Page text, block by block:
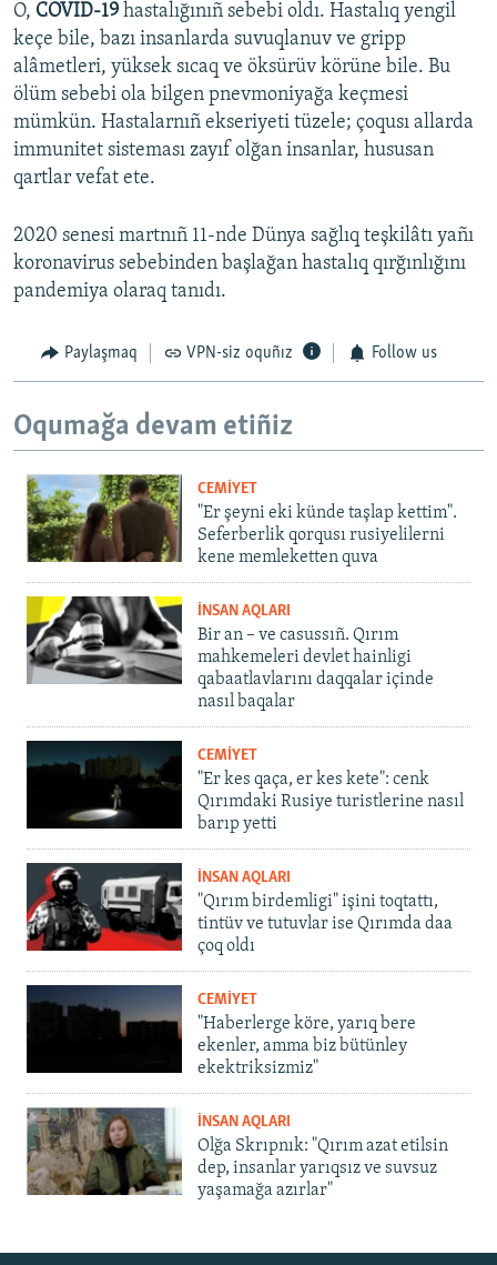
O, COVID-19 hastalığınıñ sebebi oldı. Hastalıq yengil
keçe bile, bazı insanlarda suvuqlanuv ve gripp
alâmetleri, yüksek sıcaq ve öksürüv körüne bile. Bu
ölüm sebebi ola bilgen pnevmoniyağa keçmesi
mümkün. Hastalarnıñ ekseriyeti tüzele; çoqusı allarda
immunitet sisteması zayıf olğan insanlar, hususan
qartlar vefat ete.
2020 senesi martnıñ 11-nde Dünya sağlıq teşkilâtı yañı
koronavirus sebebinden başlağan hastalıq qırğınlığını
pandemiya olaraq tanıdı.
Paylaşmaq VPN-siz oquñız Follow us
Oqumağa devam etiñiz
CEMİYET
"Er şeyni eki künde taşlap kettim".
Seferberlik qorqusı rusiyelilerni
kene memleketten quva
İNSAN AQLARI
Bir an – ve casussıñ. Qırım
mahkemeleri devlet hainligi
qabaatlavlarını daqqalar içinde
nasıl baqalar
CEMİYET
"Er kes qaça, er kes kete": cenk
Qırımdaki Rusiye turistlerine nasıl
barıp yetti
İNSAN AQLARI
"Qırım birdemligi" işini toqtattı,
tintüv ve tutuvlar ise Qırımda daa
çoq oldı
CEMİYET
"Haberlerge köre, yarıq bere
ekenler, amma biz bütünley
ekektriksizmiz"
İNSAN AQLARI
Olğa Skrıpnık: "Qırım azat etilsin
dep, insanlar yarıqsız ve suvsuz
yaşamağa azırlar"